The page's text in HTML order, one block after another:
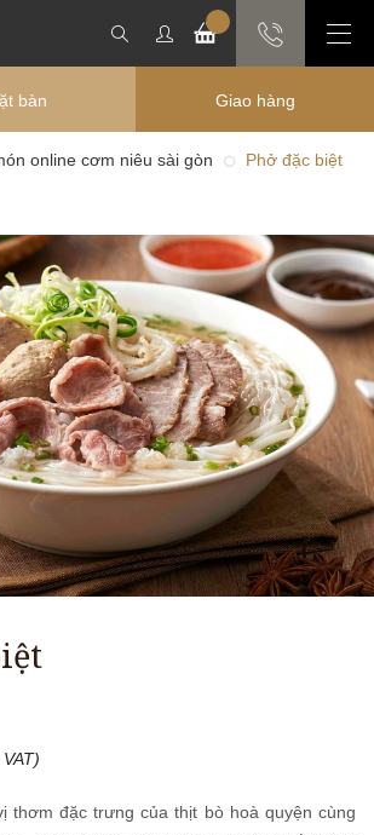
bàn Giao hàng
online cơm niêu sài gòn Phở đặc biệt
thơm đặc trưng của thịt bò hoà quyện cùng